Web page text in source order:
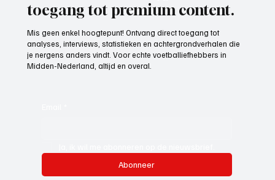
toegang tot premium content.
Mis geen enkel hoogtepunt! Ontvang direct toegang tot
analyses, interviews, statistieken en achtergrondverhalen die
je nergens anders vindt. Voor echte voetballiefhebbers in
Midden-Nederland, altijd en overal.
Abonneer